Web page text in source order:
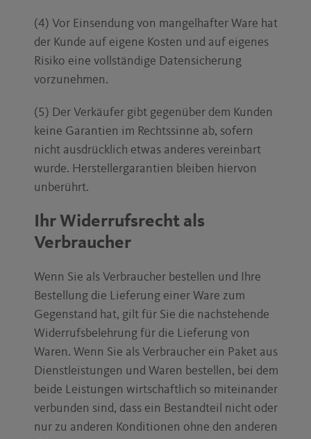
(4) Vor Einsendung von mangelhafter Ware hat
der Kunde auf eigene Kosten und auf eigenes
Risiko eine vollständige Datensicherung
vorzunehmen.
(5) Der Verkäufer gibt gegenüber dem Kunden
keine Garantien im Rechtssinne ab, sofern
nicht ausdrücklich etwas anderes vereinbart
wurde. Herstellergarantien bleiben hiervon
unberührt.
Ihr Widerrufsrecht als
Verbraucher
Wenn Sie als Verbraucher bestellen und Ihre
Bestellung die Lieferung einer Ware zum
Gegenstand hat, gilt für Sie die nachstehende
Widerrufsbelehrung für die Lieferung von
Waren. Wenn Sie als Verbraucher ein Paket aus
Dienstleistungen und Waren bestellen, bei dem
beide Leistungen wirtschaftlich so miteinander
verbunden sind, dass ein Bestandteil nicht oder
nur zu anderen Konditionen ohne den anderen